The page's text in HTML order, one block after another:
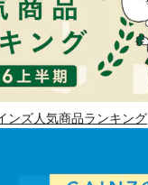
ンズ人気商品ランキング